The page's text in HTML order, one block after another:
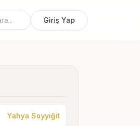
Giriş Yap
Yahya Soyyiğit